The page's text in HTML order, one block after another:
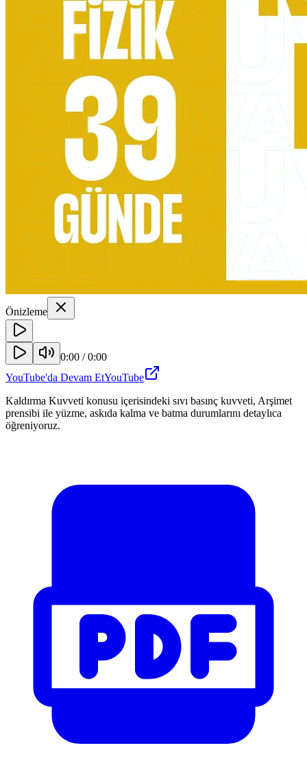
Önizleme
0:00 /0:00
YouTube'da Devam EtYouTube
Kaldırma Kuvveti konusu içerisindeki sıvı basınç kuvveti, Arşimet
prensibi ile yüzme, askıda kalma ve batma durumlarını detaylıca
öğreniyoruz.